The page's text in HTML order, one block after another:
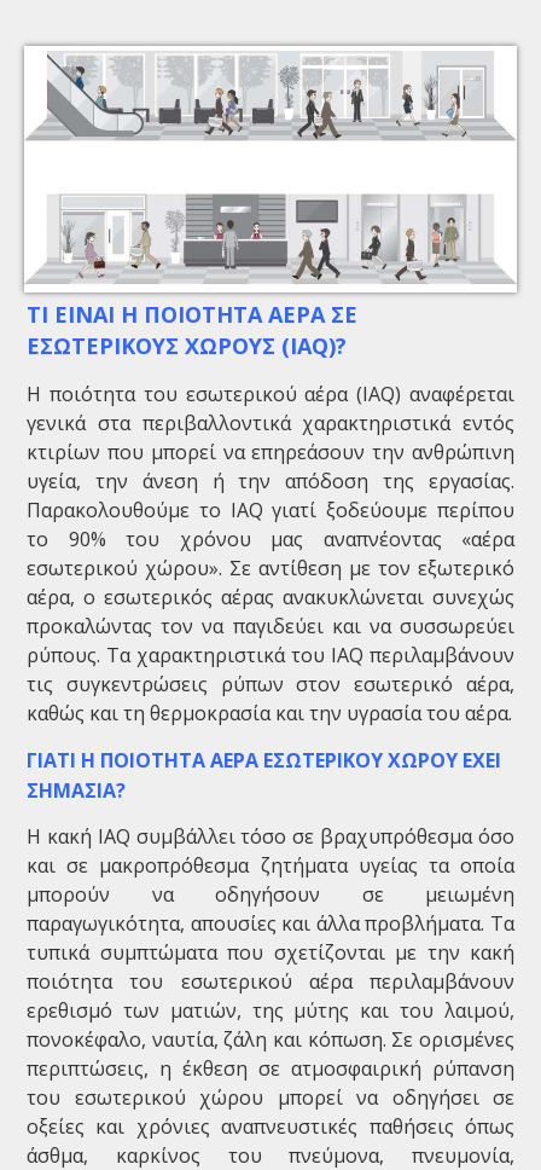
ΤΙ ΕΙΝΑΙ Η ΠΟΙΟΤΗΤΑ ΑΕΡΑ ΣΕ
ΕΣΩΤΕΡΙΚΟΥΣ ΧΩΡΟΥΣ (IAQ)?
Η ποιότητα του εσωτερικού αέρα (IAQ) αναφέρεται
γενικά στα περιβαλλοντικά χαρακτηριστικά εντός
κτιρίων που μπορεί να επηρεάσουν την ανθρώπινη
υγεία, την άνεση ή την απόδοση της εργασίας.
Παρακολουθούμε το IAQ γιατί ξοδεύουμε περίπου
το 90% του χρόνου μας αναπνέοντας «αέρα
εσωτερικού χώρου». Σε αντίθεση με τον εξωτερικό
αέρα, ο εσωτερικός αέρας ανακυκλώνεται συνεχώς
προκαλώντας τον να παγιδεύει και να συσσωρεύει
ρύπους. Τα χαρακτηριστικά του IAQ περιλαμβάνουν
τις συγκεντρώσεις ρύπων στον εσωτερικό αέρα,
καθώς και τη θερμοκρασία και την υγρασία του αέρα.
ΓIATI Η ΠΟΙΟΤΗΤΑ ΑΕΡΑ ΕΣΩΤΕΡΙΚΟΥ ΧΩΡΟΥ ΕΧΕΙ
ΣΗΜΑΣΙΑ?
Η κακή IAQ συμβάλλει τόσο σε βραχυπρόθεσμα όσο
και σε μακροπρόθεσμα ζητήματα υγείας τα οποία
μπορούν να οδηγήσουν σε μειωμένη
παραγωγικότητα, απουσίες και άλλα προβλήματα. Τα
τυπικά συμπτώματα που σχετίζονται με την κακή
ποιότητα του εσωτερικού αέρα περιλαμβάνουν
ερεθισμό των ματιών, της μύτης και του λαιμού,
πονοκέφαλο, ναυτία, ζάλη και κόπωση. Σε ορισμένες
περιπτώσεις, η έκθεση σε ατμοσφαιρική ρύπανση
του εσωτερικού χώρου μπορεί να οδηγήσει σε
οξείες και χρόνιες αναπνευστικές παθήσεις όπως
άσθμα, καρκίνος του πνεύμονα, πνευμονία,